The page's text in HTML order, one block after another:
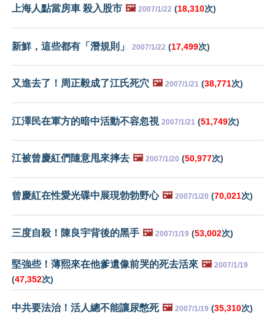
上海人點當房車 殺入股市 🖼️ 2007/1/22 (18,310次)
新鮮，這些都有「潛規則」 2007/1/22 (17,499次)
又進去了！周正毅成了江氏死穴 🖼️ 2007/1/21 (38,771次)
江澤民在軍方的暗中活動不容忽視 2007/1/21 (51,749次)
江被曾慶紅們隨意甩來摔去 🖼️ 2007/1/20 (50,977次)
曾慶紅在性愛光碟中展現勃勃野心 🖼️ 2007/1/20 (70,021次)
三度自殺！陳良宇背後的黑手 🖼️ 2007/1/19 (53,002次)
堅強些！薄熙來在他爹遺像前哭的死去活來 🖼️ 2007/1/19
(47,352次)
中共要法治！活人總不能讓尿憋死 🖼️ 2007/1/19 (35,310次)